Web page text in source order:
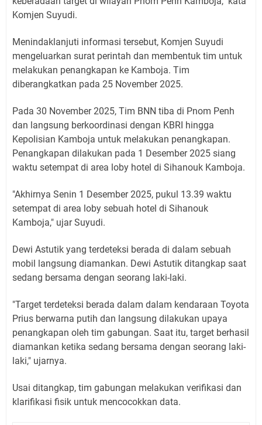
Komjen Suyudi.
Menindaklanjuti informasi tersebut, Komjen Suyudi
mengeluarkan surat perintah dan membentuk tim untuk
melakukan penangkapan ke Kamboja. Tim
diberangkatkan pada 25 November 2025.
Pada 30 November 2025, Tim BNN tiba di Pnom Penh
dan langsung berkoordinasi dengan KBRI hingga
Kepolisian Kamboja untuk melakukan penangkapan.
Penangkapan dilakukan pada 1 Desember 2025 siang
waktu setempat di area loby hotel di Sihanouk Kamboja.
"Akhirnya Senin 1 Desember 2025, pukul 13.39 waktu
setempat di area loby sebuah hotel di Sihanouk
Kamboja," ujar Suyudi.
Dewi Astutik yang terdeteksi berada di dalam sebuah
mobil langsung diamankan. Dewi Astutik ditangkap saat
sedang bersama dengan seorang laki-laki.
"Target terdeteksi berada dalam dalam kendaraan Toyota
Prius berwarna putih dan langsung dilakukan upaya
penangkapan oleh tim gabungan. Saat itu, target berhasil
diamankan ketika sedang bersama dengan seorang laki-
laki," ujarnya.
Usai ditangkap, tim gabungan melakukan verifikasi dan
klarifikasi fisik untuk mencocokkan data.